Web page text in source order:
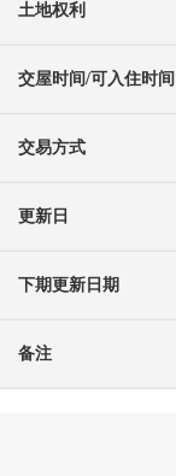
土地权利
交屋时间/可入住时间
交易方式
更新日
下期更新日期
备注